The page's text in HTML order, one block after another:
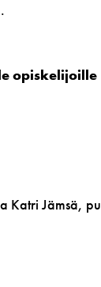
Katri Jämsä,